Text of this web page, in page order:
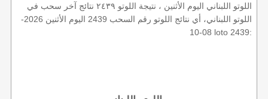
اللوتو اللبناني اليوم الأثنين ، نتيجة اللوتو ٢٤٣٩ نتائج آخر سحب في
اللوتو اللبناني، أي نتائج اللوتو رقم السحب 2439 اليوم الأثنين 2026-
08-10 loto 2439: